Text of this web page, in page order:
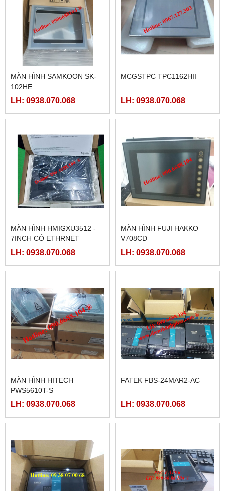
MÀN HÌNH SAMKOON SK-
102HE
LH: 0938.070.068
MCGSTPC TPC1162HII
LH: 0938.070.068
MÀN HÌNH HMIGXU3512 -
7INCH CÓ ETHRNET
LH: 0938.070.068
MÀN HÌNH FUJI HAKKO
V708CD
LH: 0938.070.068
MÀN HÌNH HITECH
PWS5610T-S
LH: 0938.070.068
FATEK FBS-24MAR2-AC
LH: 0938.070.068